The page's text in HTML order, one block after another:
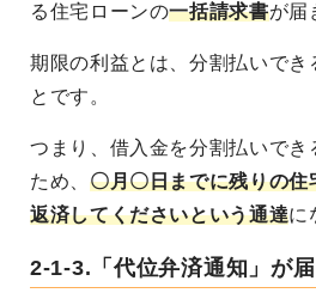
る住宅ローンの一括請求書が届
期限の利益とは、分割払いでき
とです。
つまり、借入金を分割払いでき
ため、 〇月〇日までに残りの
返済してくださいという通達に
2-1-3.「代位弁済通知」が届